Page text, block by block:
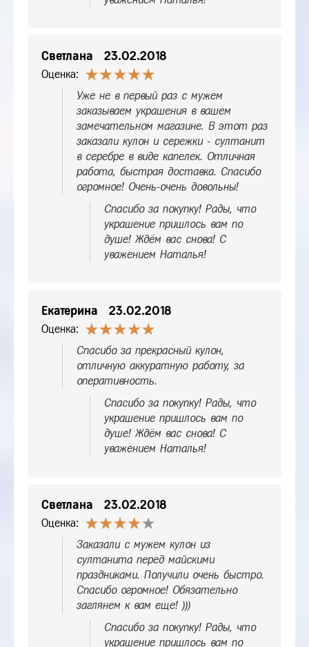
Светлана 23.02.2018
Оценка:
Уже не в первый раз с мужем
заказываем украшения в вашем
замечательном магазине. В этот раз
заказали кулон и сережки - султанит
в серебре в виде капелек. Отличная
работа, быстрая доставка. Спасибо
огромное! Очень-очень довольны!
Спасибо за покупку! Рады, что
украшение пришлось вам по
душе! Ждём вас снова! С
уважением Наталья!
Екатерина 23.02.2018
Оценка:
Спасибо за прекрасный кулон,
отличную аккуратную работу, за
оперативность.
Спасибо за покупку! Рады, что
украшение пришлось вам по
душе! Ждём вас снова! С
уважением Наталья!
Светлана 23.02.2018
Оценка:
Заказали с мужем кулон из
султанита перед майскими
праздниками. Получили очень быстро.
Спасибо огромное! Обязательно
заглянем к вам еще! )))
Спасибо за покупку! Рады, что
украшение пришлось вам по